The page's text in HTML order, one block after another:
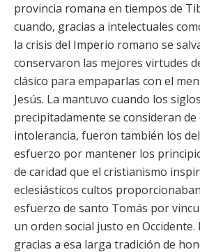
provincia romana en tiempos de
cuando, gracias a intelectuales
la crisis del Imperio romano se
conservaron las mejores virtudes
clásico para empaparlas con el
Jesús. La mantuvo cuando los
precipitadamente se consideran de
intolerancia, fueron también los
esfuerzo por mantener los
de caridad que el cristianismo
eclesiásticos cultos
esfuerzo de santo Tomás por
un orden social justo en Occidente.
gracias a esa larga tradición de